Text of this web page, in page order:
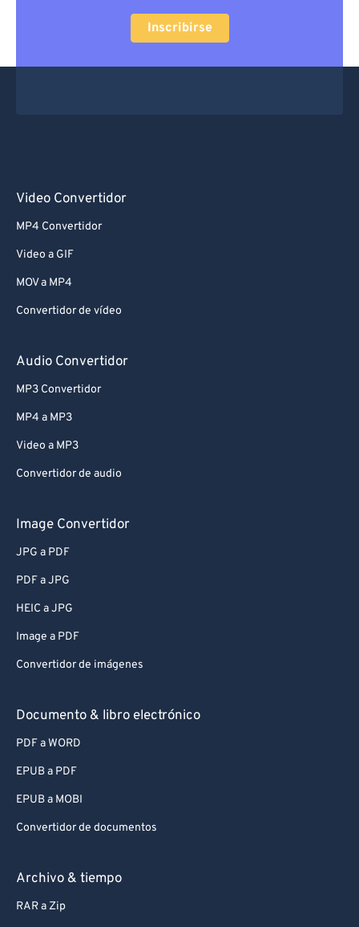
Inscribirse
Video Convertidor
MP4 Convertidor
Video a GIF
MOV a MP4
Convertidor de vídeo
Audio Convertidor
MP3 Convertidor
MP4 a MP3
Video a MP3
Convertidor de audio
Image Convertidor
JPG a PDF
PDF a JPG
HEIC a JPG
Image a PDF
Convertidor de imágenes
Documento & libro electrónico
PDF a WORD
EPUB a PDF
EPUB a MOBI
Convertidor de documentos
Archivo & tiempo
RAR a Zip